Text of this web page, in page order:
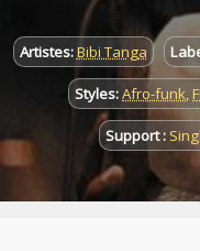
Artistes:Bibi Tanga
Styles:Afro-funk,
Support :